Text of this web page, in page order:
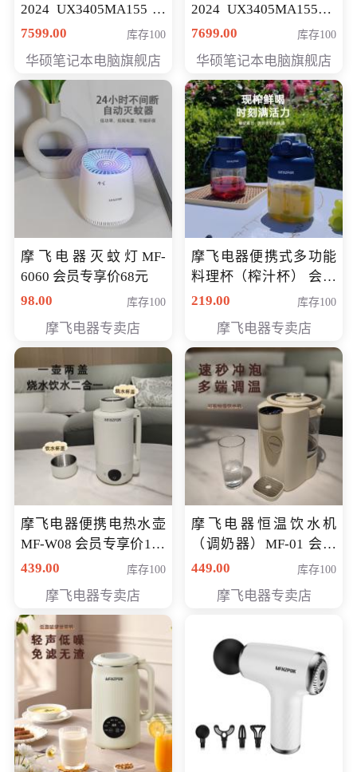
2024 UX3405MA155冰
川银 oled 智慧轻薄本 会
7599.00 库存100
华硕笔记本电脑旗舰店
2024 UX3405MA155夜
空蓝 oled 智慧轻薄本 会
7699.00 库存100
华硕笔记本电脑旗舰店
摩飞电器灭蚊灯MF-
6060 会员专享价68元
98.00
库存100
摩飞电器专卖店
摩飞电器便携式多功能
料理杯（榨汁杯） 会员
专享价118元
219.00 库存100
摩飞电器专卖店
摩飞电器便携电热水壶
MF-W08 会员专享价198
元
439.00 库存100
摩飞电器专卖店
摩飞电器恒温饮水机
（调奶器）MF-01 会员
专享价366元
449.00 库存100
摩飞电器专卖店